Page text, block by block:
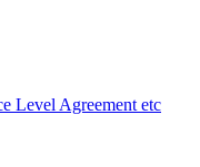
Level Agreement etc